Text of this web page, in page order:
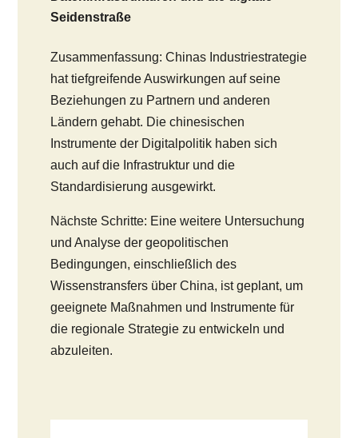
Seidenstraße
Zusammenfassung: Chinas Industriestrategie
hat tiefgreifende Auswirkungen auf seine
Beziehungen zu Partnern und anderen
Ländern gehabt. Die chinesischen
Instrumente der Digitalpolitik haben sich
auch auf die Infrastruktur und die
Standardisierung ausgewirkt.
Nächste Schritte: Eine weitere Untersuchung
und Analyse der geopolitischen
Bedingungen, einschließlich des
Wissenstransfers über China, ist geplant, um
geeignete Maßnahmen und Instrumente für
die regionale Strategie zu entwickeln und
abzuleiten.